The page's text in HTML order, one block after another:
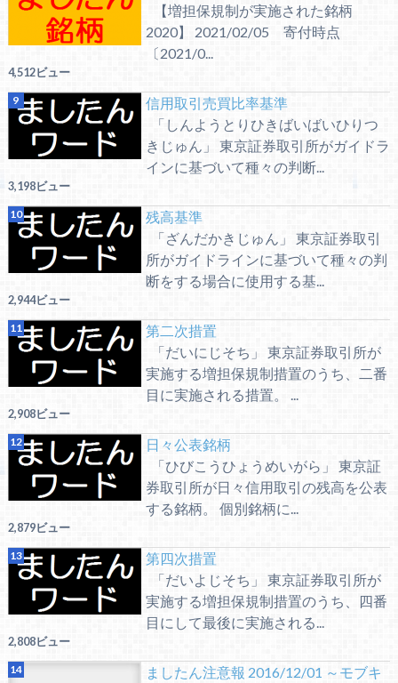
【増担保規制が実施された銘柄
2020】 2021/02/05 寄付時点
〔2021/0...
4,512ビュー
信用取引売買比率基準
「しんようとりひきばいばいひりつ
きじゅん」 東京証券取引所がガイドラ
インに基づいて種々の判断...
3,198ビュー
残高基準
「ざんだかきじゅん」 東京証券取引
所がガイドラインに基づいて種々の判
断をする場合に使用する基...
2,944ビュー
第二次措置
「だいにじそち」 東京証券取引所が
実施する増担保規制措置のうち、二番
目に実施される措置。 ...
2,908ビュー
日々公表銘柄
「ひびこうひょうめいがら」 東京証
券取引所が日々信用取引の残高を公表
する銘柄。 個別銘柄に...
2,879ビュー
第四次措置
「だいよじそち」 東京証券取引所が
実施する増担保規制措置のうち、四番
目にして最後に実施される...
2,808ビュー
ましたん注意報 2016/12/01 ～モブキ